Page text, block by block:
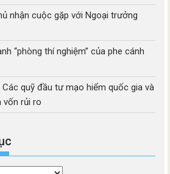
nhận cuộc gặp với Ngoại trưởng
“phòng thí nghiệm” của phe cánh
quỹ đầu tư mạo hiểm quốc gia và
vốn rủi ro